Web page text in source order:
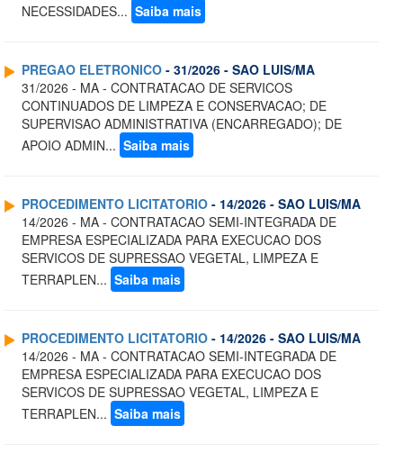
NECESSIDADES... Saiba mais
PREGAO ELETRONICO - 31/2026 - SAO LUIS/MA
31/2026 - MA - CONTRATACAO DE SERVICOS
CONTINUADOS DE LIMPEZA E CONSERVACAO; DE
SUPERVISAO ADMINISTRATIVA (ENCARREGADO); DE
APOIO ADMIN... Saiba mais
PROCEDIMENTO LICITATORIO - 14/2026 - SAO LUIS/MA
14/2026 - MA - CONTRATACAO SEMI-INTEGRADA DE
EMPRESA ESPECIALIZADA PARA EXECUCAO DOS
SERVICOS DE SUPRESSAO VEGETAL, LIMPEZA E
TERRAPLEN... Saiba mais
PROCEDIMENTO LICITATORIO - 14/2026 - SAO LUIS/MA
14/2026 - MA - CONTRATACAO SEMI-INTEGRADA DE
EMPRESA ESPECIALIZADA PARA EXECUCAO DOS
SERVICOS DE SUPRESSAO VEGETAL, LIMPEZA E
TERRAPLEN... Saiba mais